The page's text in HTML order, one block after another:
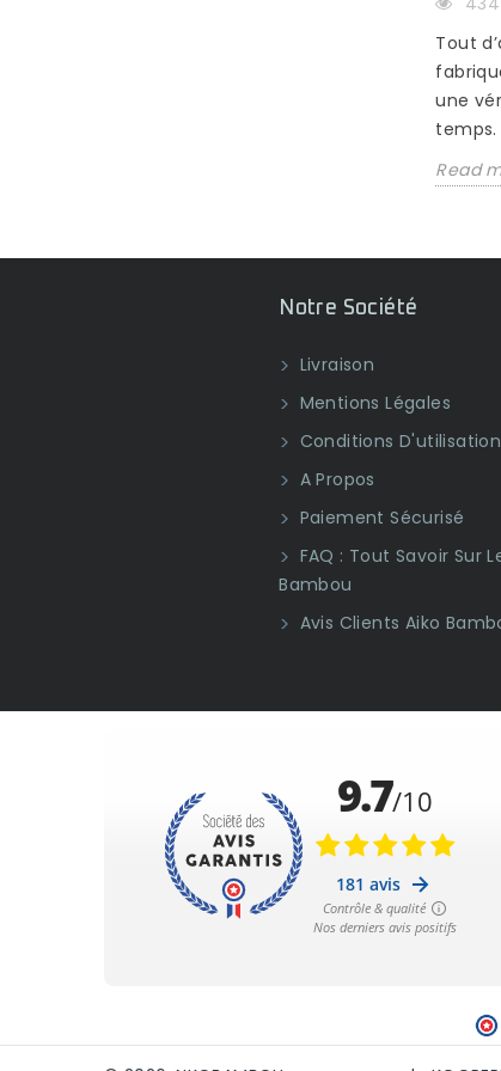
Tout
une
temps.
Read
Notre Société
Livraison
Mentions Légales
Conditions D'utilisation
A Propos
Paiement Sécurisé
FAQ : Tout Savoir Sur
Bambou
Avis Clients Aiko